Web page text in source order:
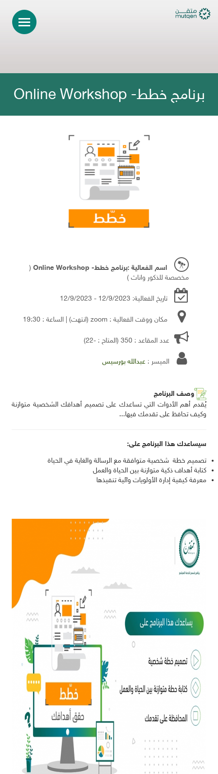
برنامج خطط- Online Workshop
اسم الفعالية :برنامج خطط- Online Workshop
(
مخصصة للذكور واناث )
تاريخ الفعالية: 12/9/2023 - 12/9/2023
مكان ووقت الفعالية : zoom (انتهت) | الساعة : 19:30
عدد المقاعد : 350 (المتاح : -22)
الميسر : عبدالله بورسيس
وصف البرنامج
يُقدم أهم الأدوات التي تساعدك على تصميم أهدافك الشخصية متوازنة
وكيف تحافظ على تقدمك فيها...
سيساعدك هذا البرنامج على:
تصميم خطة شخصية متوافقة مع الرسالة والغاية في الحياة
كتابة أهداف ذكية متوازنة بين الحياة والعمل
معرفة كيفية إدارة الأولويات وآلية تنفيذها